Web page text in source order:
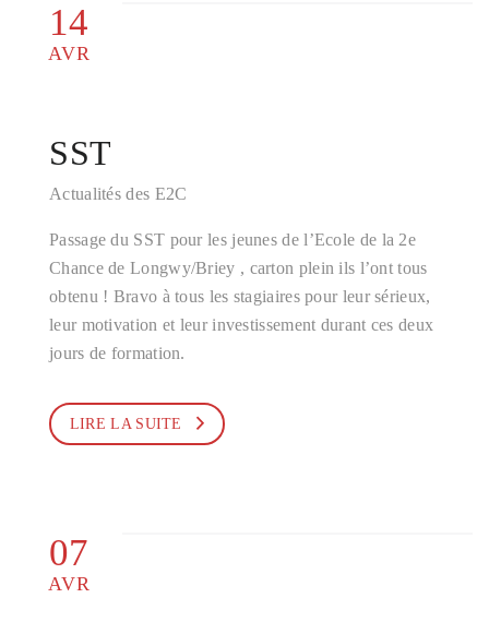
14
AVR
SST
Actualités des E2C
Passage du SST pour les jeunes de l’Ecole de la 2e
Chance de Longwy/Briey , carton plein ils l’ont tous
obtenu ! Bravo à tous les stagiaires pour leur sérieux,
leur motivation et leur investissement durant ces deux
jours de formation.
LIRE LA SUITE
07
AVR